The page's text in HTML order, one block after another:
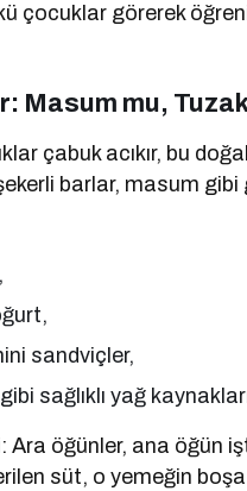
çocuklar görerek
Masum mu, Tuzak
çabuk acıkır, bu
barlar, masum
sandviçler,
gibi sağlıklı yağ
Ara öğünler, ana öğün
süt, o yemeğin boşa